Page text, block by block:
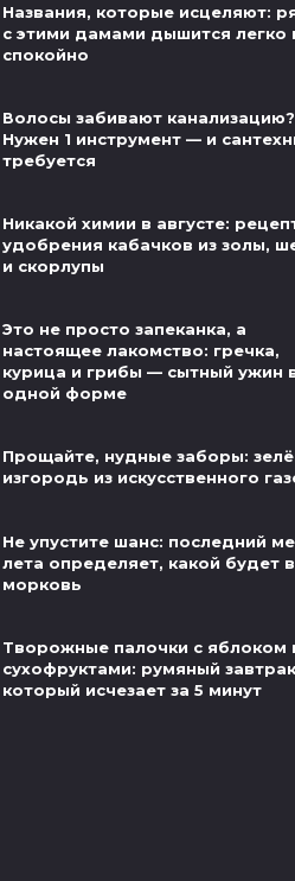
Названия, которые исцеляют:
с этими дамами дышится легко
спокойно
Волосы забивают канализацию?
Нужен 1 инструмент — и
требуется
Никакой химии в августе:
удобрения кабачков из золы,
и скорлупы
Это не просто запеканка, а
настоящее лакомство: гречка,
курица и грибы — сытный ужин
одной форме
Прощайте, нудные заборы:
изгородь из искусственного
Не упустите шанс: последний
лета определяет, какой будет
морковь
Творожные палочки с яблоком
сухофруктами: румяный
который исчезает за 5 минут